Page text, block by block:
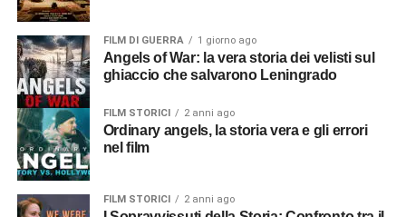
FILM DI GUERRA 1 giorno ago
Angels of War: la vera storia dei velisti sul
ghiaccio che salvarono Leningrado
FILM STORICI 2 anni ago
Ordinary angels, la storia vera e gli errori
nel film
FILM STORICI 2 anni ago